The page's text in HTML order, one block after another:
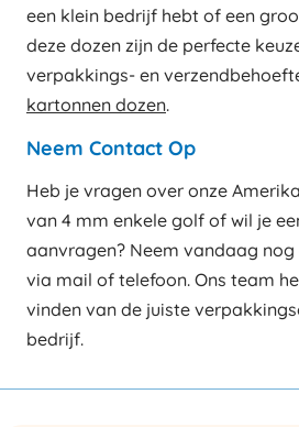
een klein bedrijf hebt of een
deze dozen zijn de perfecte
verpakkings- en
kartonnen dozen.
Neem Contact Op
Heb je vragen over onze
van 4 mm enkele golf of wil je
aanvragen? Neem vandaag
via mail of telefoon. Ons team
vinden van de juiste
bedrijf.